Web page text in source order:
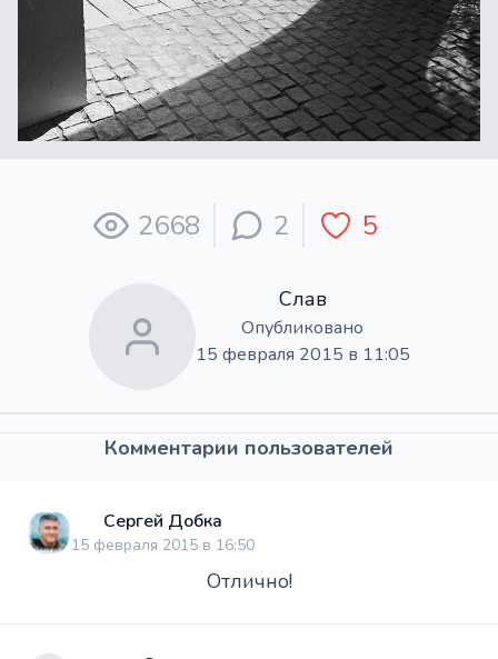
2668 2 5
Слав
Опубликовано
15 февраля 2015 в 11:05
Комментарии пользователей
Сергей Добка
15 февраля 2015 в 16:50
Отлично!